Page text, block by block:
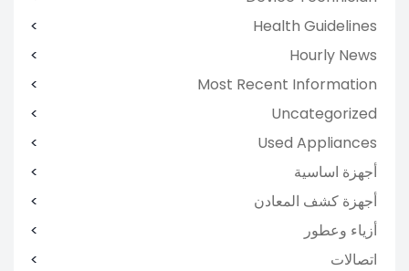
Health Guidelines
Hourly News
Most Recent Information
Uncategorized
Used Appliances
أجهزة اساسية
أجهزة كشف المعادن
أزياء وعطور
اتصالات